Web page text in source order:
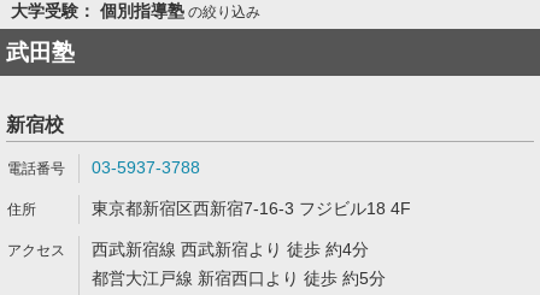
大学受験： 個別指導塾の絞り込み
武田塾
新宿校
03-5937-3788
東京都新宿区西新宿7-16-3 フジビル18 4F
西武新宿線 西武新宿より 徒歩 約4分
都営大江戸線 新宿西口より 徒歩 約5分